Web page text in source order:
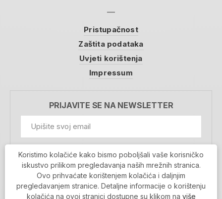
Pristupačnost
Zaštita podataka
Uvjeti korištenja
Impressum
PRIJAVITE SE NA NEWSLETTER
Prihvaćam da se moji podaci spremaju u bazu
podataka i koriste u svrhu slanja MojaRijeka
newslettera
MOJARIJEKA NEWSLETTER
Koristimo kolačiće kako bismo poboljšali vaše korisničko
iskustvo prilikom pregledavanja naših mrežnih stranica.
Ovo prihvaćate korištenjem kolačića i daljnjim
pregledavanjem stranice. Detaljne informacije o korištenju
kolačića na ovoj stranici dostupne su klikom na više